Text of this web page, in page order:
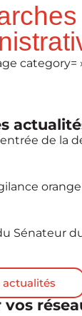
category=
de la
Sénateur
actualités